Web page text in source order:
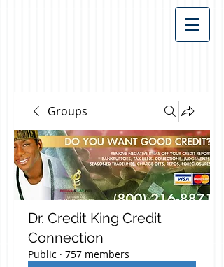
Groups
Dr. Credit King Credit
Connection
Public · 757 members